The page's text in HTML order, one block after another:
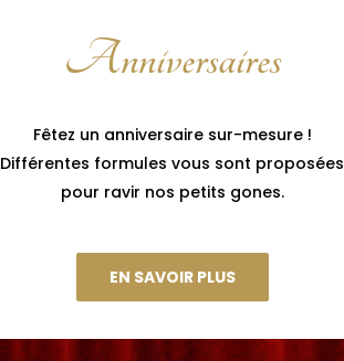
Anniversaires
Fêtez un anniversaire sur-mesure !
Différentes formules vous sont proposées
pour ravir nos petits gones.
EN SAVOIR PLUS